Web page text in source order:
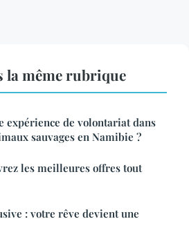
la même rubrique
expérience de volontariat dans
sauvages en Namibie ?
les meilleures offres tout
: votre rêve devient une